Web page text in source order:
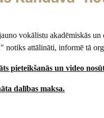
vokālistu akadēmiskās un
notiks attālināti, informē tā
pieteikšanās un video
dalības maksa.